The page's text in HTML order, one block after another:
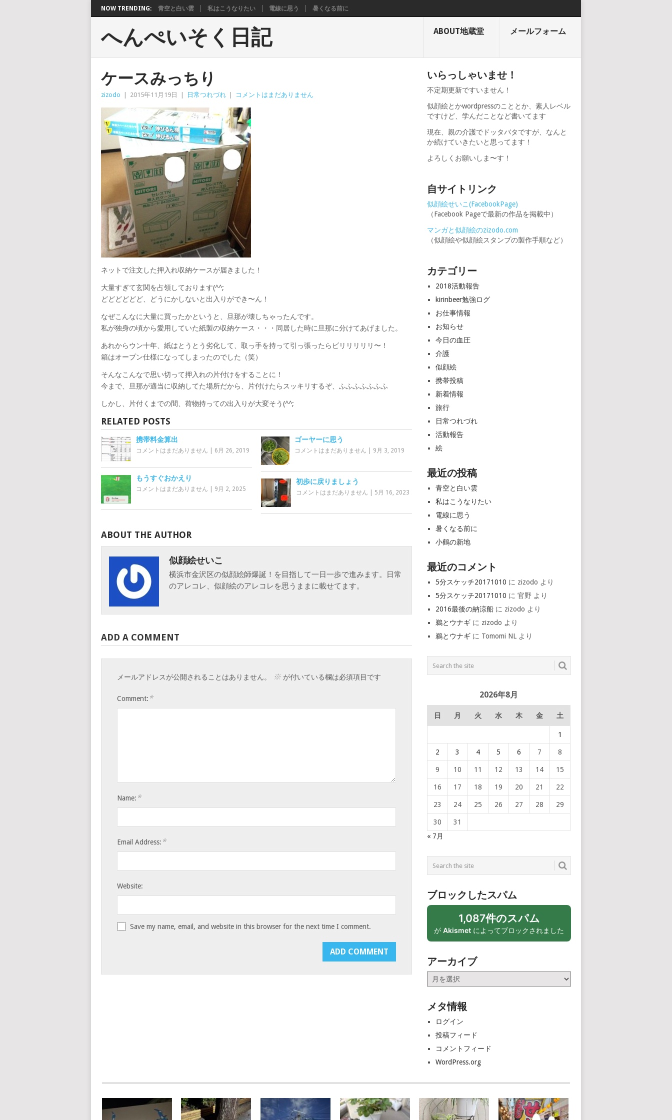
NOW TRENDING: 青空と白い雲 私はこうなりたい 電線に思う 暑くなる前に
へんぺいそく日記 ABOUT地蔵堂 メールフォーム
ケースみっちり
zizodo 2015年11月19日 日常つれづれ コメントはまだありません
ネットで注文した押入れ収納ケースが届きました！
大量すぎて玄関を占領しております(^^;
どどどどどど、どうにかしないと出入りができ〜ん！
なぜこんなに大量に買ったかというと、旦那が壊しちゃったんです。
私が独身の頃から愛用していた紙製の収納ケース・・・同居した時に旦那に分けてあげました。
あれからウン十年、紙はとうとう劣化して、取っ手を持って引っ張ったらビリリリリリ〜！
箱はオープン仕様になってしまったのでした（笑）
そんなこんなで思い切って押入れの片付けをすることに！
今まで、旦那が適当に収納してた場所だから、片付けたらスッキリするぞ、ふふふふふふふ
しかし、片付くまでの間、荷物持っての出入りが大変そう(^^;
RELATED POSTS
携帯料金算出
コメントはまだありません 6月 26, 2019
ゴーヤーに思う
コメントはまだありません 9月 3, 2019
もうすぐおかえり
コメントはまだありません 9月 2, 2025
初歩に戻りましょう
コメントはまだありません 5月 16, 2023
ABOUT THE AUTHOR
似顔絵せいこ
横浜市金沢区の似顔絵師爆誕！を目指して一日一歩で進みます。日常
のアレコレ、似顔絵のアレコレを思うままに載せてます。
ADD A COMMENT
メールアドレスが公開されることはありません。 ※ が付いている欄は必須項目です
Comment: *
Name: *
Email Address: *
Website:
Save my name, email, and website in this browser for the next time I comment.
いらっしゃいませ！
不定期更新ですいません！
似顔絵とかwordpressのこととか、素人レベル
ですけど、学んだことなど書いてます
現在、親の介護でドッタバタですが、なんと
か続けていきたいと思ってます！
よろしくお願いしま〜す！
自サイトリンク
似顔絵せいこ(FacebookPage)
（Facebook Pageで最新の作品を掲載中）
マンガと似顔絵のzizodo.com
（似顔絵や似顔絵スタンプの製作手順など）
カテゴリー
2018活動報告
kirinbeer勉強ログ
お仕事情報
お知らせ
今日の血圧
介護
似顔絵
携帯投稿
新着情報
旅行
日常つれづれ
活動報告
絵
最近の投稿
青空と白い雲
私はこうなりたい
電線に思う
暑くなる前に
小鶴の新地
最近のコメント
5分スケッチ20171010 に zizodo より
5分スケッチ20171010 に官野 より
2016最後の納涼船 に zizodo より
鵜とウナギ に zizodo より
鵜とウナギ に Tomomi NL より
2026年8月
日 月 火 水 木 金 土
1
2 3 4 5 6 7 8
9 10 11 12 13 14 15
16 17 18 19 20 21 22
23 24 25 26 27 28 29
30
31
« 7月
ブロックしたスパム
1,087件のスパム
がAkismet によってブロックされました
アーカイブ
ア
ー
イ
メタ情報
ログイン
投稿フィード
コメントフィード
WordPress.org